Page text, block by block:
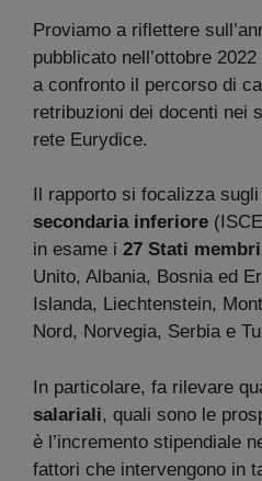
Proviamo a riflettere
pubblicato nell’ottobre
a confronto il percorso di
retribuzioni dei docenti nei
rete Eurydice.
Il rapporto si focalizza
secondaria inferiore
in esame i 27 Stati membri
Unito, Albania, Bosnia ed
Islanda, Liechtenstein,
Nord, Norvegia, Serbia e
In particolare, fa rilevare
salariali, quali sono le
è l’incremento stipendiale
fattori che intervengono in